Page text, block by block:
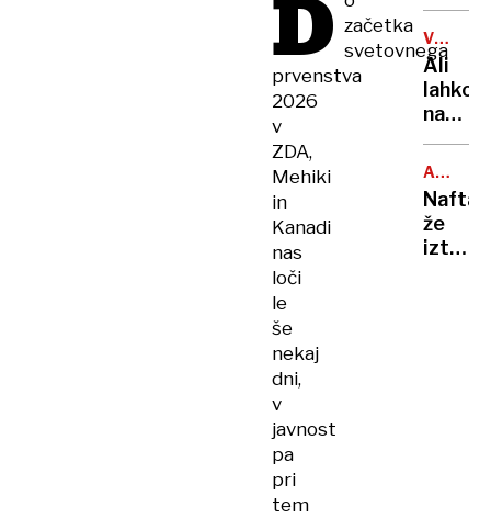
D začetka
svetovnega
prvenstva
2026
v
ZDA,
Mehiki
in
Kanadi
nas
loči
le
še
nekaj
dni,
v
javnost
pa
pri
tem
parkov
Češka:
kdo
je
piva?
NEDA
Ali
lahko
na
bloka
na
žaru?
MORJE
Nafta
že
izteka: